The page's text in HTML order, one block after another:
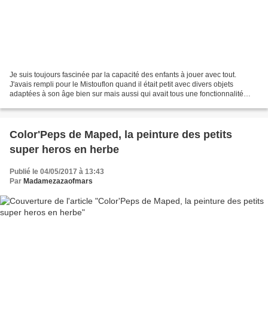
Je suis toujours fascinée par la capacité des enfants à jouer avec tout.
J'avais rempli pour le Mistouflon quand il était petit avec divers objets
adaptées à son âge bien sur mais aussi qui avait tous une fonctionnalité
Color'Peps de Maped, la peinture des petits
super heros en herbe
Publié le 04/05/2017 à 13:43
Par Madamezazaofmars